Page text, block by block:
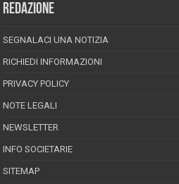
REDAZIONE
SEGNALACI UNA NOTIZIA
RICHIEDI INFORMAZIONI
PRIVACY POLICY
NOTE LEGALI
NEWSLETTER
INFO SOCIETARIE
SITEMAP